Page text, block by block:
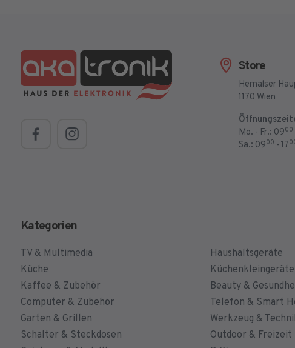
Store
Hernalser
1170 Wien
Mo. - Fr.: 0900
Sa.: 0900 - 17
Kategorien
TV & Multimedia
Haushaltsgeräte
Küche
Küchenkleingeräte
Kaffee & Zubehör
Beauty &
Computer & Zubehör
Telefon & Smart
Garten & Grillen
Werkzeug &
Schalter & Steckdosen
Outdoor & Freizeit